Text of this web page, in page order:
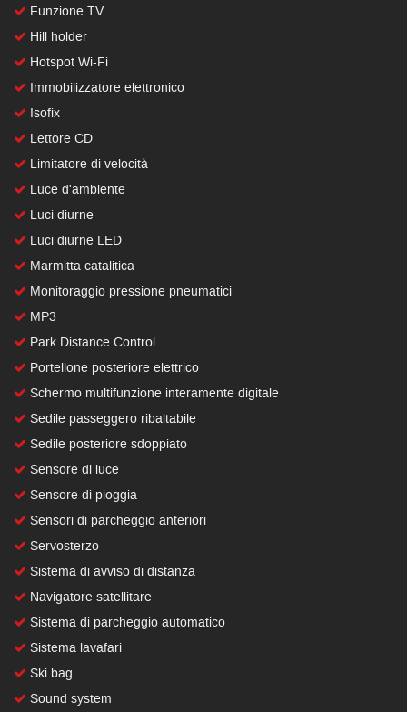
Funzione TV
Hill holder
Hotspot Wi-Fi
Immobilizzatore elettronico
Isofix
Lettore CD
Limitatore di velocità
Luce d'ambiente
Luci diurne
Luci diurne LED
Marmitta catalitica
Monitoraggio pressione pneumatici
MP3
Park Distance Control
Portellone posteriore elettrico
Schermo multifunzione interamente digitale
Sedile passeggero ribaltabile
Sedile posteriore sdoppiato
Sensore di luce
Sensore di pioggia
Sensori di parcheggio anteriori
Servosterzo
Sistema di avviso di distanza
Navigatore satellitare
Sistema di parcheggio automatico
Sistema lavafari
Ski bag
Sound system